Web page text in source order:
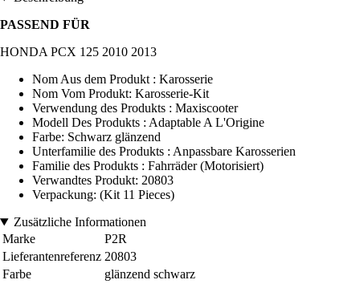
PASSEND FÜR
HONDA PCX 125 2010 2013
Nom Aus dem Produkt : Karosserie
Nom Vom Produkt: Karosserie-Kit
Verwendung des Produkts : Maxiscooter
Modell Des Produkts : Adaptable A L'Origine
Farbe: Schwarz glänzend
Unterfamilie des Produkts : Anpassbare Karosserien
Familie des Produkts : Fahrräder (Motorisiert)
Verwandtes Produkt: 20803
Verpackung: (Kit 11 Pieces)
Zusätzliche Informationen
Marke
P2R
Lieferantenreferenz 20803
Farbe
glänzend schwarz